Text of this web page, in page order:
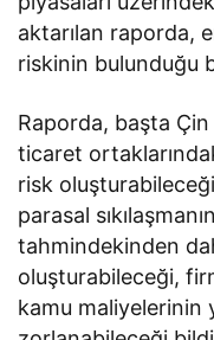
aktarılan raporda,
riskinin bulunduğu
Raporda, başta
ticaret
risk
parasal
tahmindekinden
oluşturabileceği,
kamu maliyelerinin